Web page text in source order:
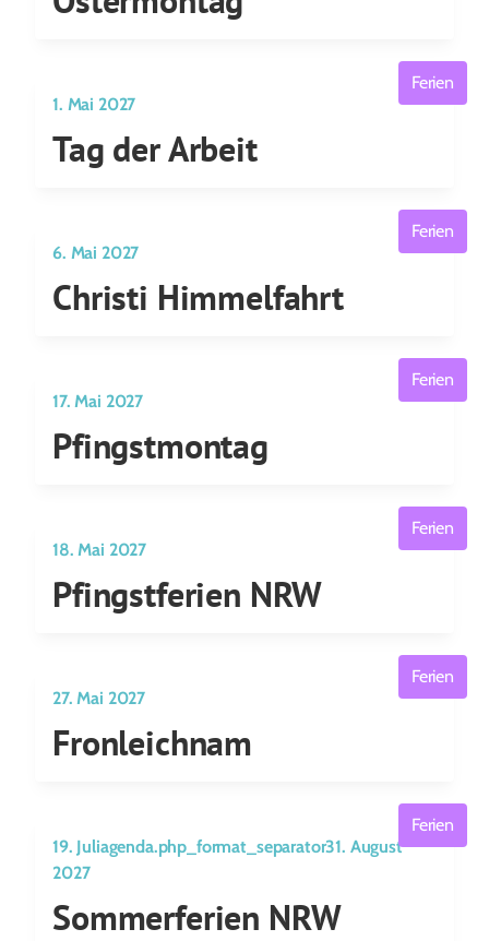
Ferien
1. Mai 2027
Tag der Arbeit
Ferien
6. Mai 2027
Christi Himmelfahrt
Ferien
17. Mai 2027
Pfingstmontag
Ferien
18. Mai 2027
Pfingstferien NRW
Ferien
27. Mai 2027
Fronleichnam
Ferien
19. Juliagenda.php_format_separator31. August
2027
Sommerferien NRW